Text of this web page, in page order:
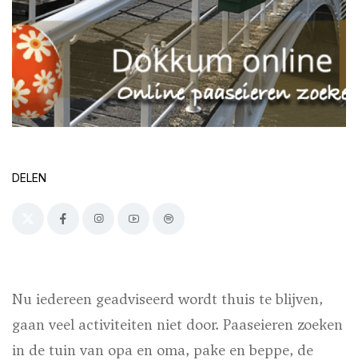
DELEN
Nu iedereen geadviseerd wordt thuis te blijven,
gaan veel activiteiten niet door. Paaseieren zoeken
in de tuin van opa en oma, pake en beppe, de